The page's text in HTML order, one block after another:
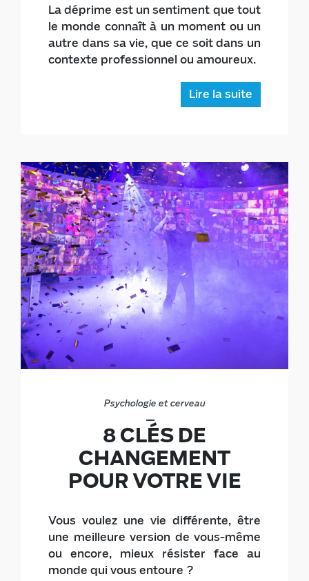
La déprime est un sentiment que tout
le monde connaît à un moment ou un
autre dans sa vie, que ce soit dans un
contexte professionnel ou amoureux.
Lire la suite
Psychologie et cerveau
8 CLÉS DE
CHANGEMENT
POUR VOTRE VIE
Vous voulez une vie différente, être
une meilleure version de vous-même
ou encore, mieux résister face au
monde qui vous entoure ?